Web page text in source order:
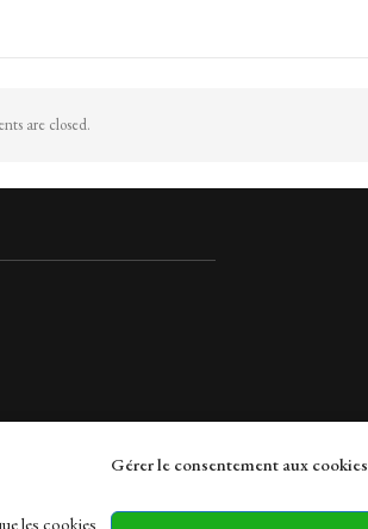
Gérer le consentement aux cookies
les cookies
are closed.